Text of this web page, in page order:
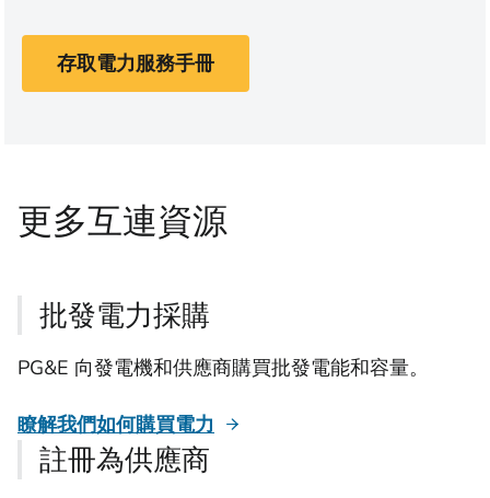
存取電力服務手冊
更多互連資源
批發電力採購
PG&E 向發電機和供應商購買批發電能和容量。
瞭解我們如何購買電力
註冊為供應商